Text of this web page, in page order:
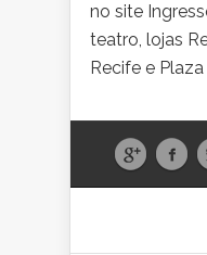
no site
teatro, lojas
Recife e